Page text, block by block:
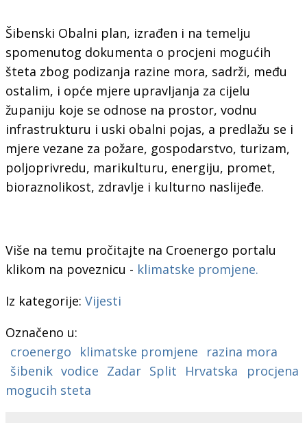
Šibenski Obalni plan, izrađen i na temelju
spomenutog dokumenta o procjeni mogućih
šteta zbog podizanja razine mora, sadrži, među
ostalim, i opće mjere upravljanja za cijelu
županiju koje se odnose na prostor, vodnu
infrastrukturu i uski obalni pojas, a predlažu se i
mjere vezane za požare, gospodarstvo, turizam,
poljoprivredu, marikulturu, energiju, promet,
bioraznolikost, zdravlje i kulturno naslijeđe.
Više na temu pročitajte na Croenergo portalu
klikom na poveznicu - klimatske promjene.
Iz kategorije: Vijesti
Označeno u:
croenergo
klimatske promjene
razina mora
šibenik vodice Zadar Split Hrvatska
procjena
mogucih steta